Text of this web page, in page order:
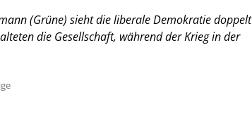
(Grüne) sieht die liberale Demokratie doppelt
die Gesellschaft, während der Krieg in der